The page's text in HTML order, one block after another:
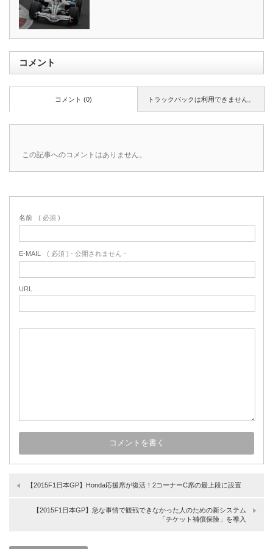
コメント
トラックバックは利用できません。
コメント (0)
この記事へのコメントはありません。
名前 ( 必須 )
E-MAIL ( 必須 ) - 公開されません -
URL
【2015F1日本GP】Honda応援席が復活！2コーナーC席の最上段に設置
【2015F1日本GP】急な事情で観戦できなかった人のための新システム
「チケット補償保険」を導入